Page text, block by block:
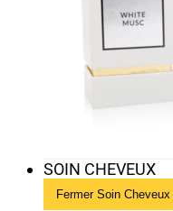
SOIN CHEVEUX
Fermer Soin Cheveux